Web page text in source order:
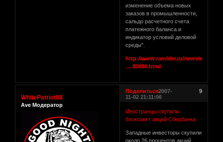
изменение объема новых
заказов в промышленности,
сальдо расчетного счета
платежного баланса и
индикатор условий деловой
среды".
http://www.rambler.ru/news/
… 80880.html
Поделиться 9
2007-
11-02 21:11:06
WhitePatriot88
Ave Модератор
Иностранцы скупили
блокпакет акций Сбербанка
Западные инвесторы скупили
около 26 процентов акций